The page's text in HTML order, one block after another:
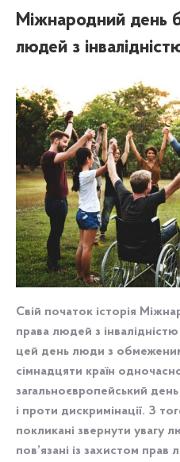
Міжнародний день
людей з
Свій початок історія
права людей з
цей день люди з
сімнадцяти країн
загальноєвропейський
і проти дискримінації. З
покликані звернути увагу
пов’язані із захистом